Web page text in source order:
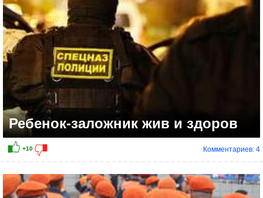
Ребенок-заложник жив и здоров
Комментариев: 4